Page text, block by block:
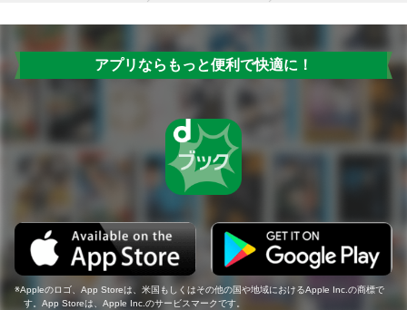
アプリならもっと便利で快適に！
Appleのロゴ、App Storeは、米国もしくはその他の国や地域におけるApple Inc.の商標で
す。App Storeは、Apple Inc.のサービスマークです。